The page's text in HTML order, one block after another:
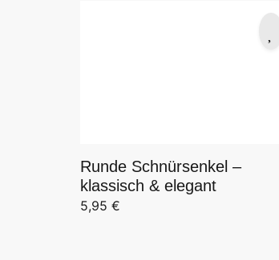
Runde Schnürsenkel –
klassisch & elegant
5,95 €